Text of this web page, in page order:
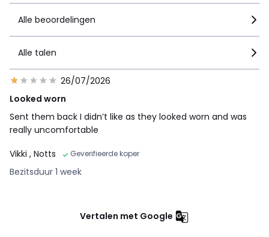
Alle beoordelingen
Alle talen
26/07/2026
Looked worn
Sent them back I didn’t like as they looked worn and was
really uncomfortable
Vikki , Notts Geverifieerde koper
Bezitsduur 1 week
Vertalen met Google